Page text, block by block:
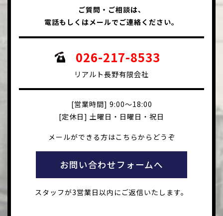
ご質問・ご相談は、
電話もしくはメールでご連絡ください。
026-217-8533
リアルト長野有限会社
[営業時間] 9:00～18:00
[定休日] 土曜日・日曜日・祝日
メールができる方はこちらからどうぞ
お問い合わせフォームへ
スタッフが3営業日以内にご返信いたします。